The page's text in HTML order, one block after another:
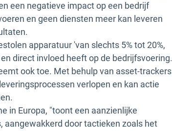
een negatieve impact op een bedrijf
en geen diensten meer kan leveren
apparatuur 'van slechts 5% tot 20%,
direct invloed heeft op de bedrijfsvoering.
ook toe. Met behulp van asset-trackers
verlopen en kan actie
in Europa, "toont een aanzienlijke
door tactieken zoals het